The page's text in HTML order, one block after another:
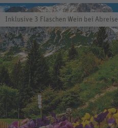
Inklusive 3 Flaschen Wein bei Abreise